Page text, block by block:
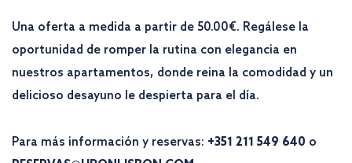
Una oferta a medida a partir de 50.00€. Regálese la
oportunidad de romper la rutina con elegancia en
nuestros apartamentos, donde reina la comodidad y un
delicioso desayuno le despierta para el día.
Para más información y reservas: +351 211 549 640 o